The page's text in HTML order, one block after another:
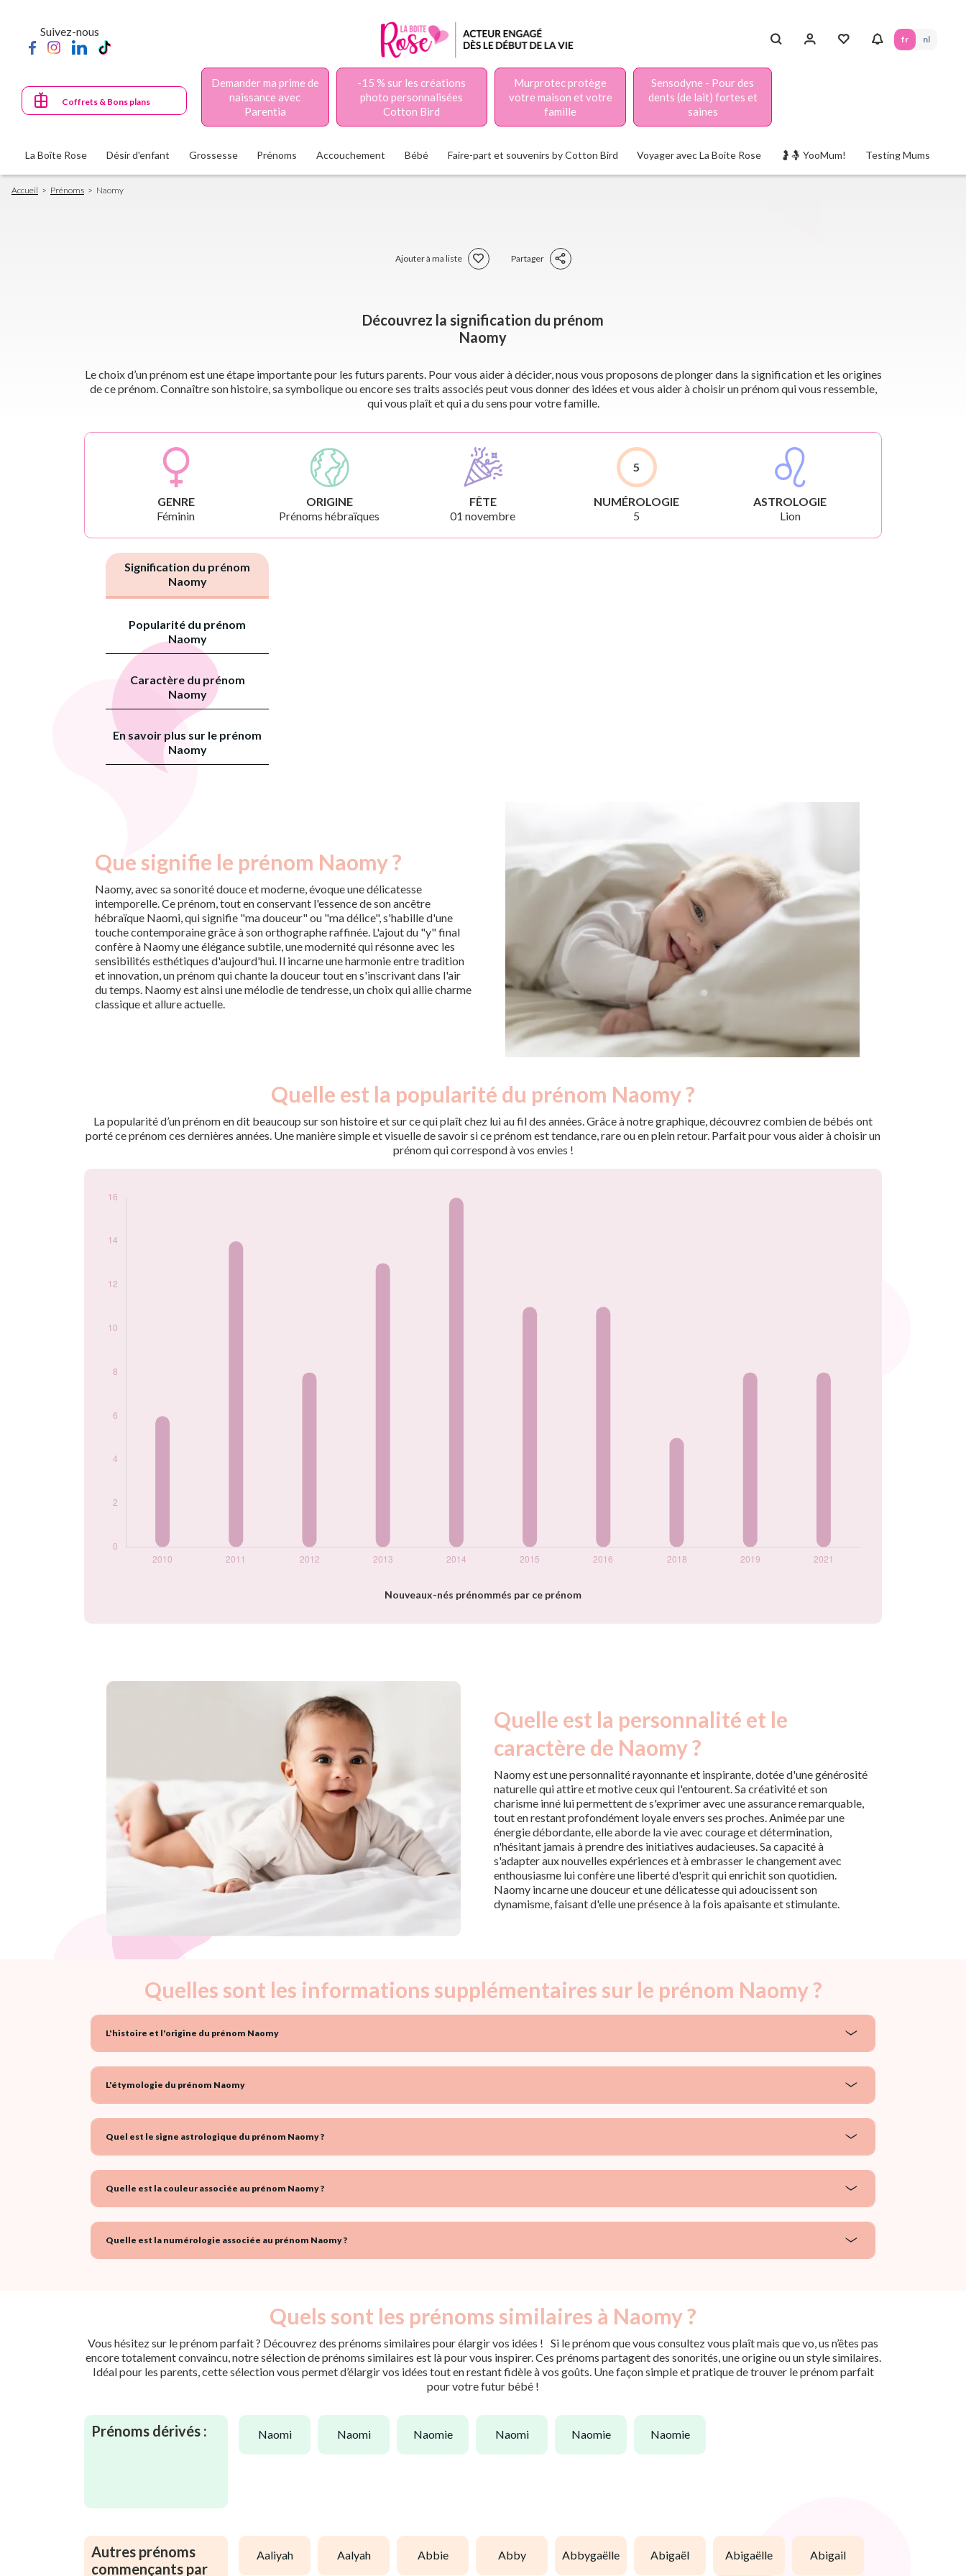
principal
Suivez-nous
fr nl
Coffrets & Bons plans
Demander ma prime de
naissance avec
Parentia
-15 % sur les créations
photo personnalisées
Cotton Bird
Murprotec protège
votre maison et votre
famille
Sensodyne - Pour des
dents (de lait) fortes et
saines
La Boîte Rose Désir d'enfant Grossesse Prénoms Accouchement Bébé Faire-part et souvenirs by Cotton Bird Voyager avec La Boite Rose 🤰🤱 YooMum! Testing Mums
Fil
d'Ariane
Accueil Prénoms Naomy
Ajouter à ma liste Partager
Découvrez la signification du prénom
Naomy
Le choix d’un prénom est une étape importante pour les futurs parents. Pour vous aider à décider, nous vous proposons de plonger dans la signification et les origines
de ce prénom. Connaître son histoire, sa symbolique ou encore ses traits associés peut vous donner des idées et vous aider à choisir un prénom qui vous ressemble,
qui vous plaît et qui a du sens pour votre famille.
GENRE
Féminin
ORIGINE
Prénoms hébraïques
FÊTE
01 novembre
5
NUMÉROLOGIE
5
ASTROLOGIE
Lion
Signification du prénom
Naomy
Popularité du prénom
Naomy
Caractère du prénom
Naomy
En savoir plus sur le prénom
Naomy
Que signifie le prénom Naomy ?
Naomy, avec sa sonorité douce et moderne, évoque une délicatesse
intemporelle. Ce prénom, tout en conservant l'essence de son ancêtre
hébraïque Naomi, qui signifie "ma douceur" ou "ma délice", s'habille d'une
touche contemporaine grâce à son orthographe raffinée. L'ajout du "y" final
confère à Naomy une élégance subtile, une modernité qui résonne avec les
sensibilités esthétiques d'aujourd'hui. Il incarne une harmonie entre tradition
et innovation, un prénom qui chante la douceur tout en s'inscrivant dans l'air
du temps. Naomy est ainsi une mélodie de tendresse, un choix qui allie charme
classique et allure actuelle.
Quelle est la popularité du prénom Naomy ?
La popularité d’un prénom en dit beaucoup sur son histoire et sur ce qui plaît chez lui au fil des années. Grâce à notre graphique, découvrez combien de bébés ont
porté ce prénom ces dernières années. Une manière simple et visuelle de savoir si ce prénom est tendance, rare ou en plein retour. Parfait pour vous aider à choisir un
prénom qui correspond à vos envies !
Nouveaux-nés prénommés par ce prénom
Popularité du
2010
6
2011
14
2015
11
2019
Quelle est la personnalité et le
caractère de Naomy ?
Naomy est une personnalité rayonnante et inspirante, dotée d'une générosité
naturelle qui attire et motive ceux qui l'entourent. Sa créativité et son
charisme inné lui permettent de s'exprimer avec une assurance remarquable,
tout en restant profondément loyale envers ses proches. Animée par une
énergie débordante, elle aborde la vie avec courage et détermination,
n'hésitant jamais à prendre des initiatives audacieuses. Sa capacité à
s'adapter aux nouvelles expériences et à embrasser le changement avec
enthousiasme lui confère une liberté d'esprit qui enrichit son quotidien.
Naomy incarne une douceur et une délicatesse qui adoucissent son
dynamisme, faisant d'elle une présence à la fois apaisante et stimulante.
Quelles sont les informations supplémentaires sur le prénom Naomy ?
L'histoire et l'origine du prénom Naomy
L'étymologie du prénom Naomy
Quel est le signe astrologique du prénom Naomy ?
Quelle est la couleur associée au prénom Naomy ?
Quelle est la numérologie associée au prénom Naomy ?
Quels sont les prénoms similaires à Naomy ?
Vous hésitez sur le prénom parfait ? Découvrez des prénoms similaires pour élargir vos idées ! Si le prénom que vous consultez vous plaît mais que vo, us n’êtes pas
encore totalement convaincu, notre sélection de prénoms similaires est là pour vous inspirer. Ces prénoms partagent des sonorités, une origine ou un style similaires.
Idéal pour les parents, cette sélection vous permet d’élargir vos idées tout en restant fidèle à vos goûts. Une façon simple et pratique de trouver le prénom parfait
pour votre futur bébé !
Prénoms dérivés : naomi naomi naomie naomi naomie naomie
Autres prénoms
commençants par
aaliyah aalyah abbie abby abbygaëlle abigaël abigaëlle abigail